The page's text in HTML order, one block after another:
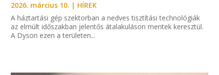
2026. március 10. | HÍREK
A háztartási gép szektorban a nedves tisztítási technológiák
az elmúlt időszakban jelentős átalakuláson mentek keresztül.
A Dyson ezen a területen...